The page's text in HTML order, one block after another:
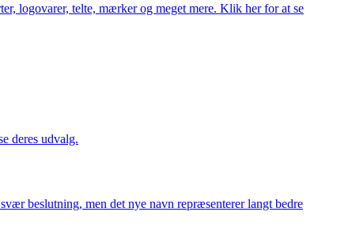
logovarer, telte, mærker og meget mere. Klik her for at se
deres udvalg.
beslutning, men det nye navn repræsenterer langt bedre